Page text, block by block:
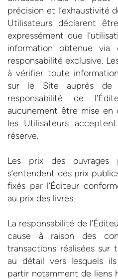
précision et l’exhaustivité
Utilisateurs déclarent
expressément que
information obtenue
responsabilité exclusive.
à vérifier toute
sur le Site auprès de
responsabilité de
aucunement être mise
les Utilisateurs
réserve.
Les prix des ouvrages
s’entendent des prix
fixés par l’Éditeur
au prix des livres.
La responsabilité de
cause à raison des
transactions réalisées
au détail vers lesquels
partir notamment de liens